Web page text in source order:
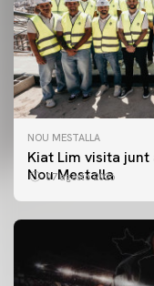
NOU MESTALLA
Kiat Lim visita
Nou Mestalla
07 agosto 2026